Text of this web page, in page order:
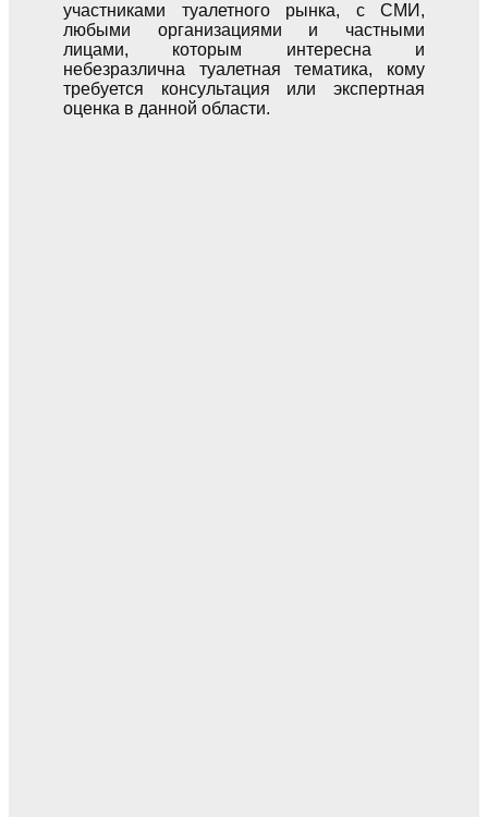
участниками туалетного рынка, с СМИ,
любыми организациями и частными
лицами, которым интересна и
небезразлична туалетная тематика, кому
требуется консультация или экспертная
оценка в данной области.